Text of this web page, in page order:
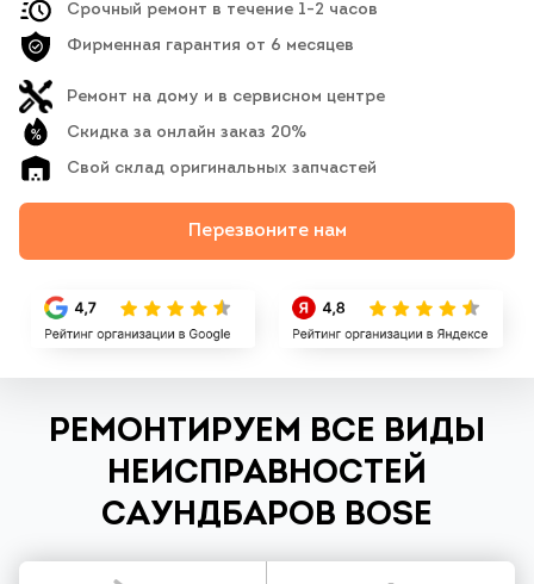
Срочный ремонт в течение 1-2 часов
Фирменная гарантия от 6 месяцев
Ремонт на дому и в сервисном центре
Скидка за онлайн заказ 20%
Свой склад оригинальных запчастей
Перезвоните нам
РЕМОНТИРУЕМ ВСЕ ВИДЫ
НЕИСПРАВНОСТЕЙ
САУНДБАРОВ BOSE